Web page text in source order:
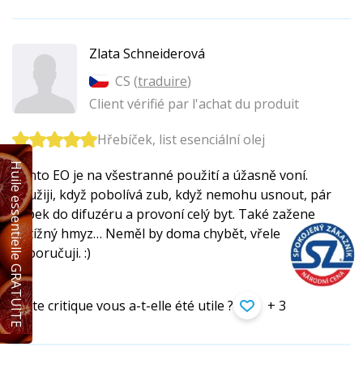
Zlata Schneiderová
CS (traduire)
Client vérifié par l'achat du produit
Hřebíček, list esenciální olej
Tento EO je na všestranné použití a úžasně voní.
Použiji, když pobolívá zub, když nemohu usnout, pár
kapek do difuzéru a provoní celý byt. Také zažene
obtížný hmyz… Neměl by doma chybět, vřele
doporučuji. :)
Cette critique vous a-t-elle été utile ? + 3
Huile essentielle GRATUITE